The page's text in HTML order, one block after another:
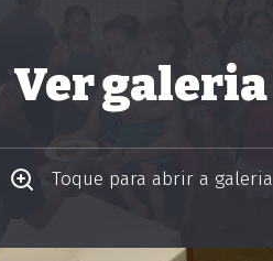
Ver galeria
Toque para abrir a galeria